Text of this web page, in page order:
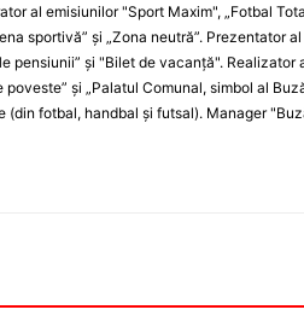
al emisiunilor "Sport Maxim", „Fotbal
sportivă” şi „Zona neutră”. Prezentator
pensiunii” şi "Bilet de vacanţă". Realizator
şi „Palatul Comunal, simbol al
fotbal, handbal şi futsal). Manager